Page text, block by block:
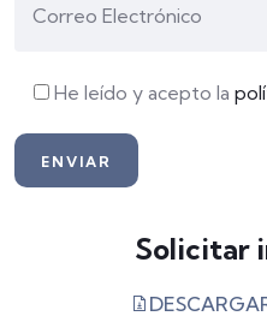
He leído y acepto la
Solicitar